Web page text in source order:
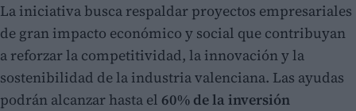
La iniciativa busca respaldar proyectos empresariales
de gran impacto económico y social que contribuyan
a reforzar la competitividad, la innovación y la
sostenibilidad de la industria valenciana. Las ayudas
podrán alcanzar hasta el 60% de la inversión